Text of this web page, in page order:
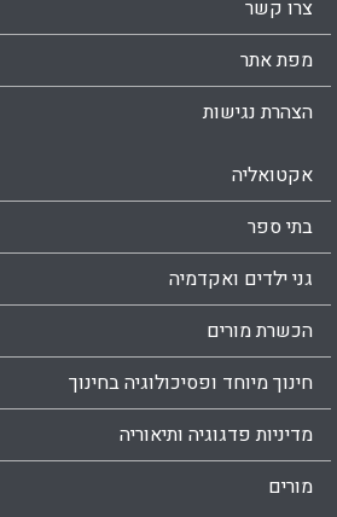
צרו קשר
מפת אתר
הצהרת נגישות
אקטואליה
בתי ספר
גני ילדים ואקדמיה
הכשרת מורים
חינוך מיוחד ופסיכולוגיה בחינוך
מדיניות פדגוגיה ותיאוריה
מורים